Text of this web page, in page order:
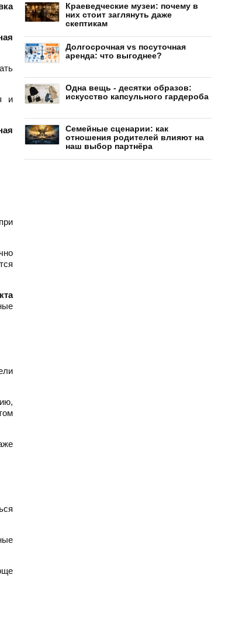
и
Краеведческие музеи: почему в
них стоит заглянуть даже
скептикам
Долгосрочная vs посуточная
аренда: что выгоднее?
Одна вещь - десятки образов:
искусство капсульного гардероба
Семейные сценарии: как
отношения родителей влияют на
наш выбор партнёра